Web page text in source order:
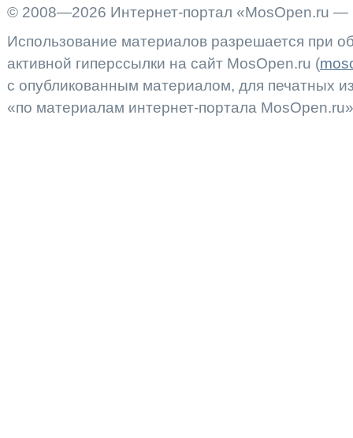
© 2008—2026 Интернет-портал «MosOpen.ru —
Использование материалов разрешается при
активной гиперссылки на сайт MosOpen.ru (
с опубликованным материалом, для печатных
«по материалам интернет-портала